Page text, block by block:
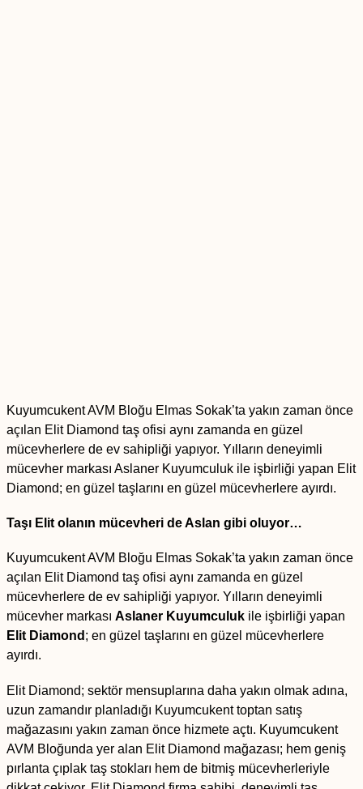
Kuyumcukent AVM Bloğu Elmas Sokak’ta yakın zaman önce
açılan Elit Diamond taş ofisi aynı zamanda en güzel
mücevherlere de ev sahipliği yapıyor. Yılların deneyimli
mücevher markası Aslaner Kuyumculuk ile işbirliği yapan Elit
Diamond; en güzel taşlarını en güzel mücevherlere ayırdı.
Taşı Elit olanın mücevheri de Aslan gibi oluyor…
Kuyumcukent AVM Bloğu Elmas Sokak’ta yakın zaman önce
açılan Elit Diamond taş ofisi aynı zamanda en güzel
mücevherlere de ev sahipliği yapıyor. Yılların deneyimli
mücevher markası Aslaner Kuyumculuk ile işbirliği yapan
Elit Diamond ; en güzel taşlarını en güzel mücevherlere
ayırdı.
Elit Diamond; sektör mensuplarına daha yakın olmak adına,
uzun zamandır planladığı Kuyumcukent toptan satış
mağazasını yakın zaman önce hizmete açtı. Kuyumcukent
AVM Bloğunda yer alan Elit Diamond mağazası; hem geniş
pırlanta çıplak taş stokları hem de bitmiş mücevherleriyle